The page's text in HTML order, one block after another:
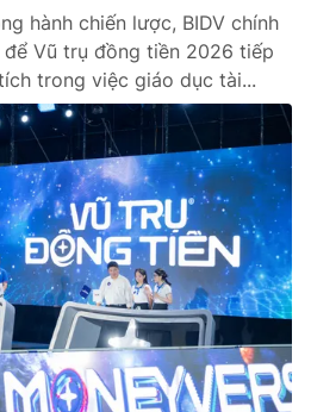
lai
hành chiến lược, BIDV chính
Vũ trụ đồng tiền 2026 tiếp
trong việc giáo dục tài...